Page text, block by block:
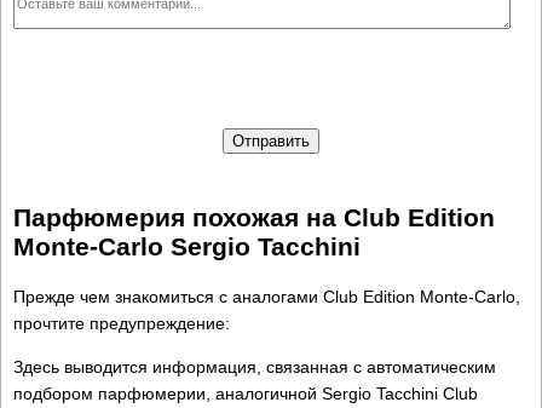
Отправить
Парфюмерия похожая на Club Edition
Monte-Carlo Sergio Tacchini
Прежде чем знакомиться с аналогами Club Edition Monte-Carlo,
прочтите предупреждение:
Здесь выводится информация, связанная с автоматическим
подбором парфюмерии, аналогичной Sergio Tacchini Club